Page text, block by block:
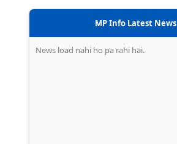
MP Info Latest News
News load nahi ho pa rahi hai.